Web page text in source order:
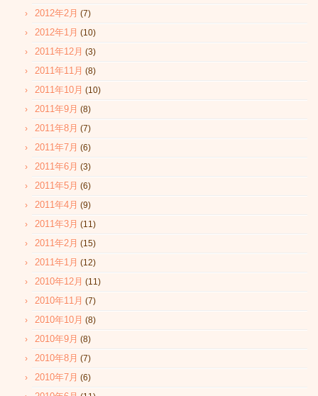
2012年2月 (7)
2012年1月 (10)
2011年12月 (3)
2011年11月 (8)
2011年10月 (10)
2011年9月 (8)
2011年8月 (7)
2011年7月 (6)
2011年6月 (3)
2011年5月 (6)
2011年4月 (9)
2011年3月 (11)
2011年2月 (15)
2011年1月 (12)
2010年12月 (11)
2010年11月 (7)
2010年10月 (8)
2010年9月 (8)
2010年8月 (7)
2010年7月 (6)